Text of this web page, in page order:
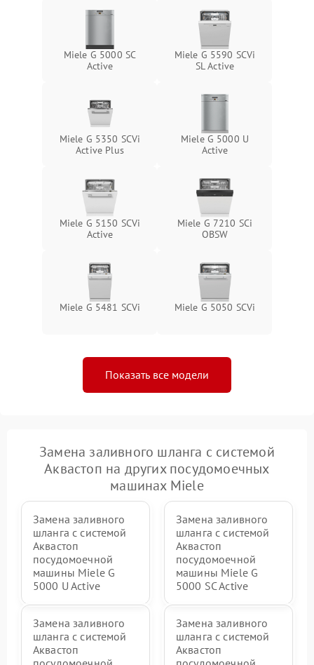
Miele G 5000 SC
Active
Miele G 5590 SCVi
SL Active
Miele G 5350 SCVi
Active Plus
Miele G 5000 U
Active
Miele G 5150 SCVi
Active
Miele G 7210 SCi
OBSW
Miele G 5481 SCVi Miele G 5050 SCVi
Показать все модели
Замена заливного шланга с системой
Аквастоп на других посудомоечных
машинах Miele
Замена заливного
шланга с системой
Аквастоп
посудомоечной
машины Miele G
5000 U Active
Замена заливного
шланга с системой
Аквастоп
посудомоечной
машины Miele G
5000 SC Active
Замена заливного
шланга с системой
Аквастоп
Замена заливного
шланга с системой
Аквастоп